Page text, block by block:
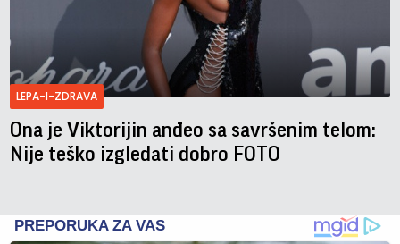
LEPA-I-ZDRAVA
Ona je Viktorijin anđeo sa savršenim telom:
Nije teško izgledati dobro FOTO